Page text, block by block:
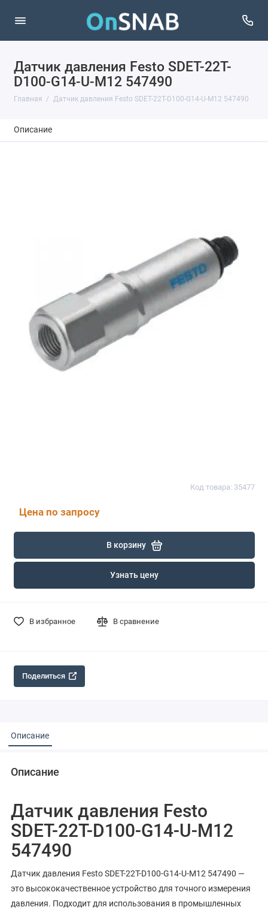
Датчик давления Festo SDET-22T-
D100-G14-U-M12 547490
Главная Датчик давления Festo SDET-22T-D100-G14-U-M12 547490
Описание
Код товара: 35477
Цена по запросу
В корзину
Узнать цену
В избранное В сравнение
Поделиться
Описание
Описание
Датчик давления Festo
SDET-22T-D100-G14-U-M12
547490
Датчик давления Festo SDET-22T-D100-G14-U-M12 547490 —
это высококачественное устройство для точного измерения
давления. Подходит для использования в промышленных